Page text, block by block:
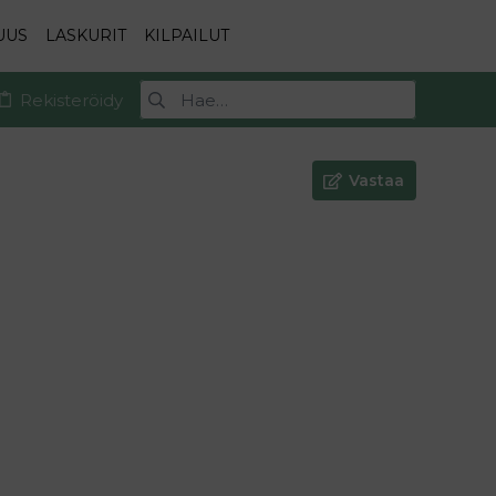
LASKURIT KILPAILUT
Rekisteröidy
Vastaa